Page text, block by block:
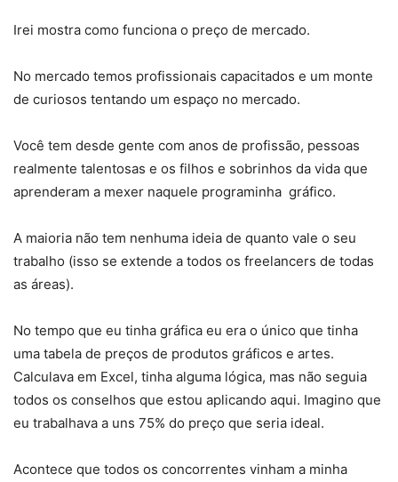
Irei mostra como funciona o preço de mercado.
No mercado temos profissionais capacitados e um monte
de curiosos tentando um espaço no mercado.
Você tem desde gente com anos de profissão, pessoas
realmente talentosas e os filhos e sobrinhos da vida que
aprenderam a mexer naquele programinha gráfico.
A maioria não tem nenhuma ideia de quanto vale o seu
trabalho (isso se extende a todos os freelancers de todas
as áreas).
No tempo que eu tinha gráfica eu era o único que tinha
uma tabela de preços de produtos gráficos e artes.
Calculava em Excel, tinha alguma lógica, mas não seguia
todos os conselhos que estou aplicando aqui. Imagino que
eu trabalhava a uns 75% do preço que seria ideal.
Acontece que todos os concorrentes vinham a minha